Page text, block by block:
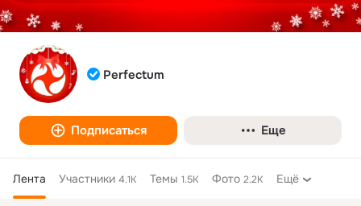
Perfectum
Подписаться Еще
Лента Участники 4.1K Темы 1.5K Фото 2.2K Ещё